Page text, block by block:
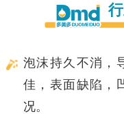
泡沫持久不消，
佳，表面缺陷，
况。